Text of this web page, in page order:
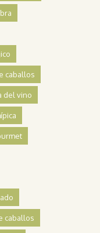
caballos
del vino
caballos